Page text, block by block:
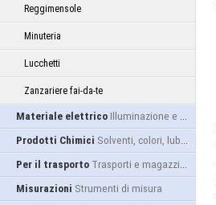
Reggimensole
Minuteria
Lucchetti
Zanzariere fai-da-te
Materiale elettrico Illuminazione e alimentazione
Prodotti Chimici Solventi, colori, lubrificanti...
Per il trasporto Trasporti e magazzino
Misurazioni Strumenti di misura